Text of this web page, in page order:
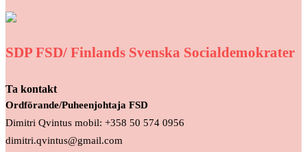
SDP FSD/ Finlands Svenska Socialdemokrater
Ta kontakt
Ordförande/Puheenjohtaja FSD
Dimitri Qvintus mobil: +358 50 574 0956
dimitri.qvintus@gmail.com